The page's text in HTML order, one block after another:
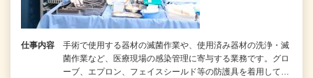
仕事内容
手術で使用する器材の滅菌作業や、使用済み器材の洗浄・滅
菌作業など、医療現場の感染管理に寄与する業務です。グロ
ーブ、エプロン、フェイスシールド等の防護具を着用して…